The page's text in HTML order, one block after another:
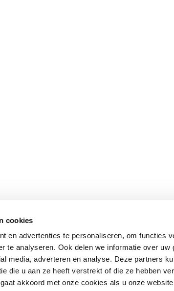
cookies
en advertenties te personaliseren, om functies
te analyseren. Ook delen we informatie over uw
media, adverteren en analyse. Deze partners
die u aan ze heeft verstrekt of die ze hebben
akkoord met onze cookies als u onze